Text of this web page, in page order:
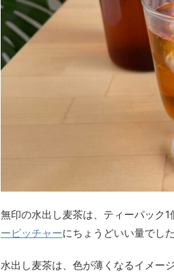
無印の水出し麦茶は、ティーパック
ーピッチャーにちょうどいい量でした
水出し麦茶は、色が薄くなるイメー